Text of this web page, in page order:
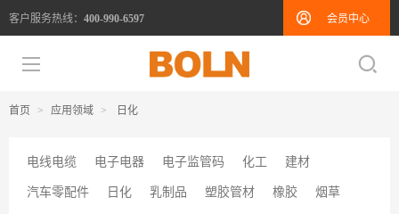
客户服务热线： 400-990-6597 会员中心
首页 > 应用领域 > 日化
电线电缆 电子电器 电子监管码 化工 建材
汽车零配件 日化 乳制品 塑胶管材 橡胶 烟草